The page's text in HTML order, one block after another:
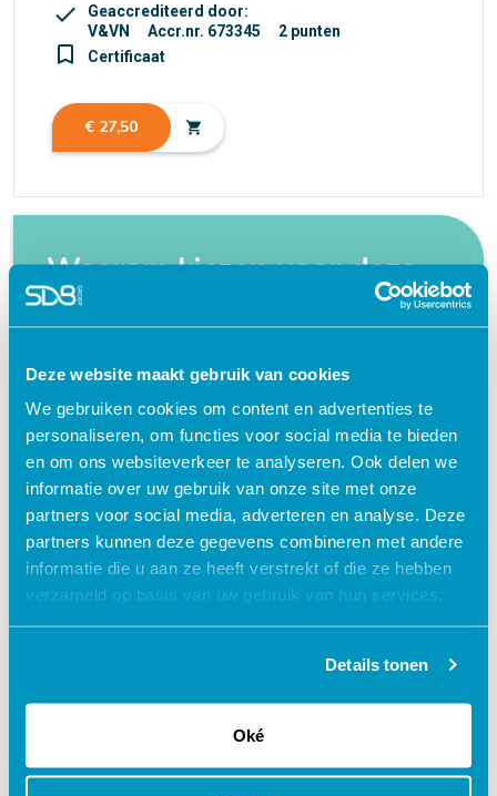
Deze website maakt gebruik van cookies
We gebruiken cookies om content en advertenties te
personaliseren, om functies voor social media te bieden
en om ons websiteverkeer te analyseren. Ook delen we
informatie over uw gebruik van onze site met onze
partners voor social media, adverteren en analyse. Deze
partners kunnen deze gegevens combineren met andere
informatie die u aan ze heeft verstrekt of die ze hebben
verzameld op basis van uw gebruik van hun services.
Details tonen
Oké
check
Geaccrediteerd door:
V&VN
Accr.nr. 673345 2 punten
turned_in_not Certificaat
€ 27,50 shopping_cart
Waarom kiezen voor deze
e-learning?
Flexibel – leer op je eigen manier en tempo
Praktijkgericht – ontwikkeld samen met
zorgprofessionals
Interactieve en aantrekkelijke leermethoden
24/7 toegang tot lesmateriaal
Accreditatiepunten worden automatisch
bijgeschreven
Gerelateerde cursussen